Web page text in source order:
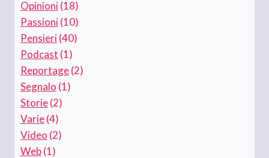
Opinioni(18)
Passioni(10)
Pensieri(40)
Podcast (1)
Reportage(2)
Segnalo (1)
Storie(2)
Varie(4)
Video (2)
Web(1)